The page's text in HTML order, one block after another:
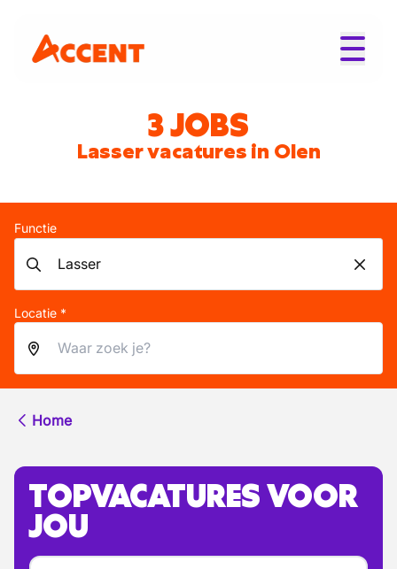
3 JOBS
Lasser vacatures in Olen
Functie
Locatie *
Home
TOPVACATURES VOOR
JOU